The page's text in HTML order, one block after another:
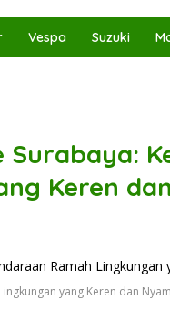
Vespa Suzuki
Keren
yang Keren dan